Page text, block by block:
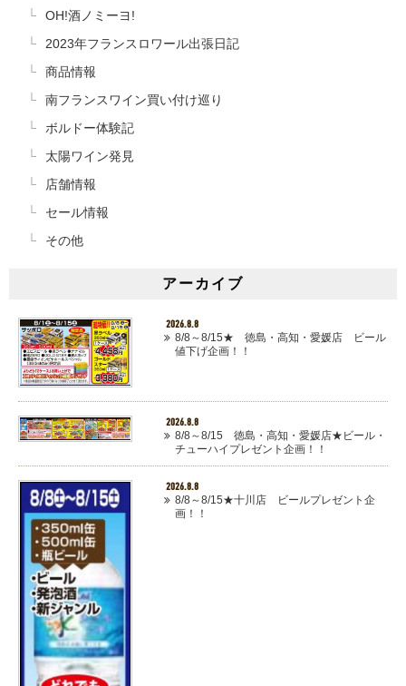
OH!酒ノミーヨ!
2023年フランスロワール出張日記
商品情報
南フランスワイン買い付け巡り
ボルドー体験記
太陽ワイン発見
店舗情報
セール情報
その他
アーカイブ
2026.8.8
8/8～8/15★ 徳島・高知・愛媛店 ビール
値下げ企画！！
2026.8.8
8/8～8/15 徳島・高知・愛媛店★ビール・
チューハイプレゼント企画！！
2026.8.8
8/8～8/15★十川店 ビールプレゼント企
画！！